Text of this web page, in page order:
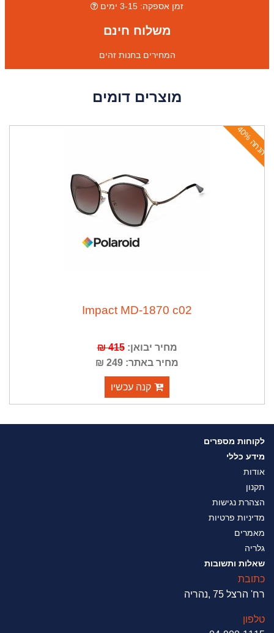
זמן אספקה: 3-15 ימים
משלוח חינם
המחירים בחנות זהים
מוצרים דומים
ה
נ
ח
ה
4
0
Impact MD-1870 c02
מחיר יבואן:415 ₪
מחיר באתר: 249 ₪
קנה עכשיו
לקוחות מספרים
מידע כללי
אודות
תקנון
הצהרת נגישות
מדיניות פרטיות
מאמרים
גלריה
שאלות ותשובות
כתובת
רח' הרצל 75 ,נהריה
טלפון